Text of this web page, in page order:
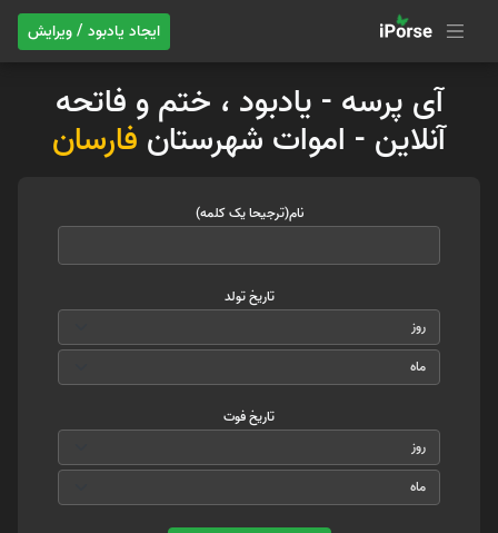
ایجاد یادبود / ویرایش
آی پرسه - یادبود ، ختم و فاتحه
آنلاین - اموات شهرستان فارسان
نام(ترجیحا یک کلمه)
تاریخ تولد
تاریخ فوت